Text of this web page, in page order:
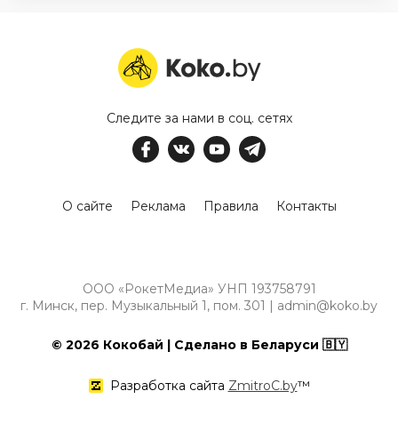
Следите за нами в соц. сетях
О сайте Реклама Правила Контакты
ООО «РокетМедиа» УНП 193758791
г. Минск, пер. Музыкальный 1, пом. 301 | admin@koko.by
© 2026 Кокобай | Сделано в Беларуси 🇧🇾
Разработка сайта ZmitroC.by™